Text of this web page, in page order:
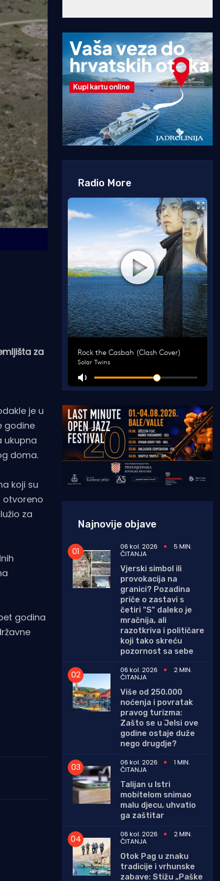
za
je u
godine
ukupna
doma.
koji su
otvoreno
za
godina
Radio More
Najnovije objave
06 kol. 2026 5 MIN.
ČITANJA
Vjerski simbol ili
provokacija na
granici? Pozadina
priče o zastavi s
četiri "S" daleko je
mračnija, ali
razotkriva i političare
koji tako skreću
pozornost sa sebe
06 kol. 2026
2 MIN.
ČITANJA
Više od 250.000
noćenja i povratak
pravog turizma:
Zašto se u Jelsi ove
godine ostaje duže
nego drugdje?
06 kol. 2026
1 MIN.
ČITANJA
Talijan u Istri
mobitelom snimao
malu djecu, uhvatio
ga zaštitar
06 kol. 2026
2 MIN.
ČITANJA
Otok Pag u znaku
tradicije i vrhunske
zabave: Stižu „Paške